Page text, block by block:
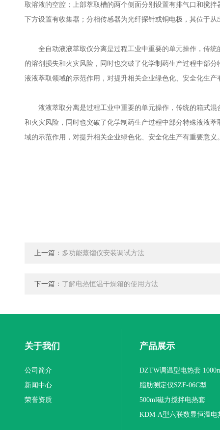
取溶液的空腔；上部萃取槽的两个侧面分别设置有排气口和搅
下方设置有收集器；分相传感器为光纤探针或铜电极，其位于
全自动液液萃取仪分离是过程工业中重要的单元操作，传统
的溶剂损失和火灾风险，同时也突破了化学制药生产过程中部
液液萃取领域的示范作用，对提升相关企业绿色化、安全化生产
液液萃取分离是过程工业中重要的单元操作，传统的箱式混
和火灾风险，同时也突破了化学制药生产过程中部分特殊液液
域的示范作用，对提升相关企业绿色化、安全化生产有重要意义
上一篇： 多功能蒸馏仪安装调试方法
下一篇： 了解电热恒温干燥箱的使用方法
关于我们
公司简介
新闻中心
荣誉资质
产品展示
DZTW调温型电热套
联
脂肪测定仪SZF-06C型
500ml磁力搅拌电热套
KDM-A型六联数显恒温电